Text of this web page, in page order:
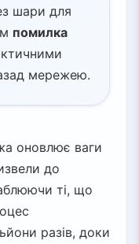
шари для
помилка
мережею.
оновлює ваги
до
ті, що
разів, доки